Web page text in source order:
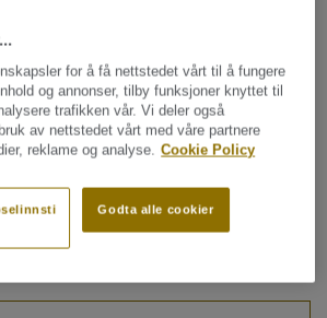
til prinsippene om massebalanse.
rullvare er 21144 og 21145 for fliser,
fargekode som for ordinær
også blitt et foretrukket
slik som kontorer og butikker.
og bli til råvare for nye gulv.
gulv som inngår i vårCircular
iQ PUR
Flis (1 ref.)
1.81 kg CO /m2
MITT PROSJEKT
for å få nettstedet vårt til å fungere
og annonser, tilby funksjoner knyttet til
trafikken vår. Vi deler også
av nettstedet vårt med våre partnere
reklame og analyse. Cookie Policy
Godta alle cookier